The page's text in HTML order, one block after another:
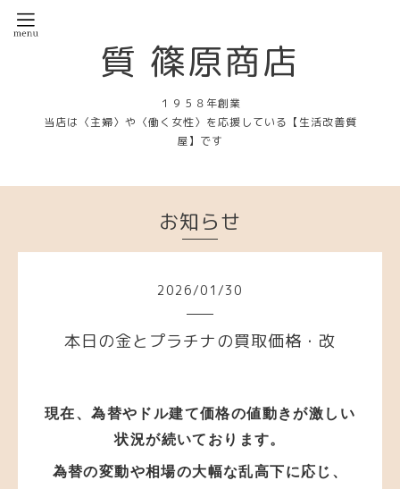
質 篠原商店
１９５８年創業
当店は〈主婦〉や〈働く女性〉を応援している【生活改善質
屋】です
お知らせ
2026/01 /30
本日の金とプラチナの買取価格・改
現在、為替やドル建て価格の値動きが激しい
状況が続いております。
為替の変動や相場の大幅な乱高下に応じ、